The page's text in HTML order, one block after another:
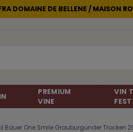
DOMAINE DE BELLENE / MAISON
PREMIUM
VINE
VIN
FEST
Bauer One Smile Grauburgunder Trocken